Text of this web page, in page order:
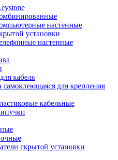
настенные
установки
настенные
кабеля
для крепления
кабельные
скрытой установки